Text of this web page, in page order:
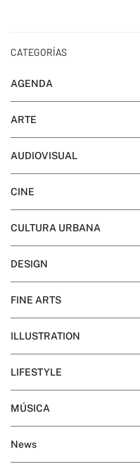
CATEGORÍAS
AGENDA
ARTE
AUDIOVISUAL
CINE
CULTURA URBANA
DESIGN
FINE ARTS
ILLUSTRATION
LIFESTYLE
MÚSICA
News